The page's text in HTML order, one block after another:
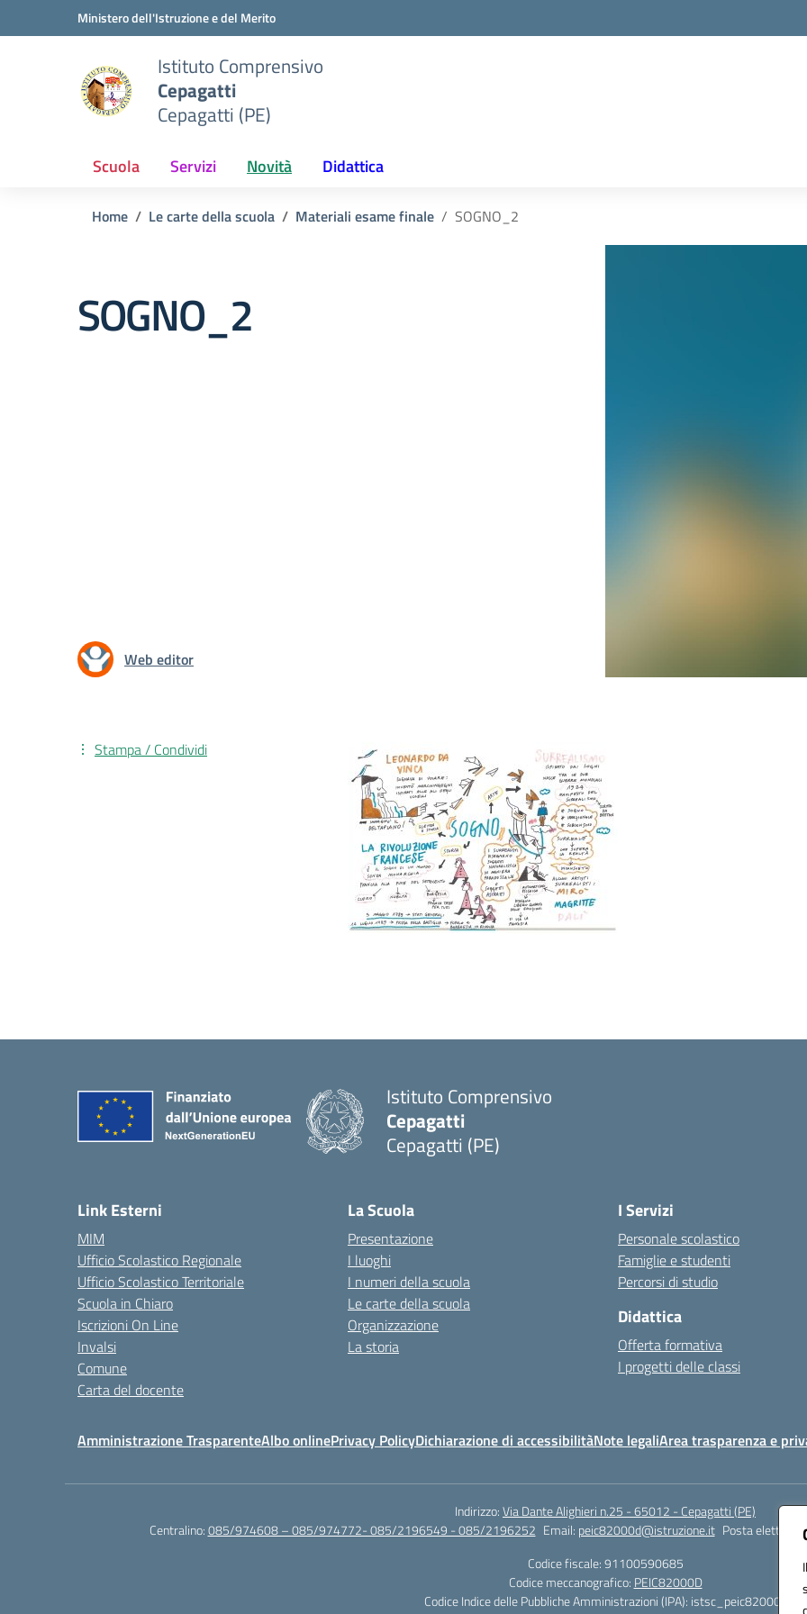
Vai ai contenuti
Vai al menu di navigazioneMinistero dell'Istruzione e del Merito
Istituto Comprensivo
Cepagatti
Cepagatti (PE)
Scuola Servizi Novità Didattica
Home Le carte della scuola Materiali esame finale SOGNO_2
SOGNO_2
Web editor
Stampa / Condividi
Istituto Comprensivo
Cepagatti
Cepagatti (PE)
Link Esterni
MIM
Ufficio Scolastico Regionale
Ufficio Scolastico Territoriale
Scuola in Chiaro
Iscrizioni On Line
Invalsi
Comune
Carta del docente
La Scuola
Presentazione
I luoghi
I numeri della scuola
Le carte della scuola
Organizzazione
La storia
I Servizi
Personale scolastico
Famiglie e studenti
Percorsi di studio
Didattica
Offerta formativa
I progetti delle classi
Amministrazione TrasparenteAlbo onlinePrivacy PolicyDichiarazione di accessibilitàNote legaliArea trasparenza e
Indirizzo:Via Dante Alighieri n.25 - 65012 - Cepagatti (PE)
Centralino:085/974608 – 085/974772- 085/2196549 - 085/2196252 Email: peic82000d@istruzione.it Posta
Codice fiscale: 91100590685
Codice meccanografico: PEIC82000D
Codice Indice delle Pubbliche Amministrazioni (IPA): istsc_peic82000d